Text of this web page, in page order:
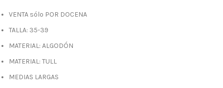
VENTA sólo POR DOCENA
TALLA: 35-39
MATERIAL: ALGODÓN
MATERIAL: TULL
MEDIAS LARGAS